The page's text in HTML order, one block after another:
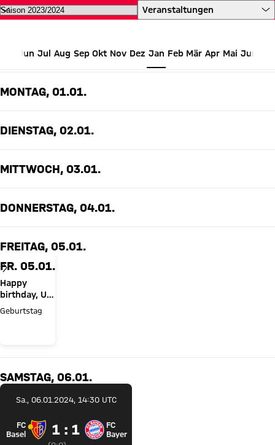
Alle Termine des FC Bayern
Veranstaltungen
Jun Jul Aug Sep Okt Nov Dez Jan Feb Mär Apr Mai Jun
JANUAR 2024
MONTAG, 01.01.
DIENSTAG, 02.01.
MITTWOCH, 03.01.
DONNERSTAG, 04.01.
FREITAG, 05.01.
FR. 05.01.
Happy
birthday, Uli
Hoeneß!
Geburtstag
SAMSTAG, 06.01.
Sa., 06.01.2024, 14:30 UTC
FC Basel gegen FC Bayern München
FC
Basel
1 zu 1
1 : 1
FC
Bayern